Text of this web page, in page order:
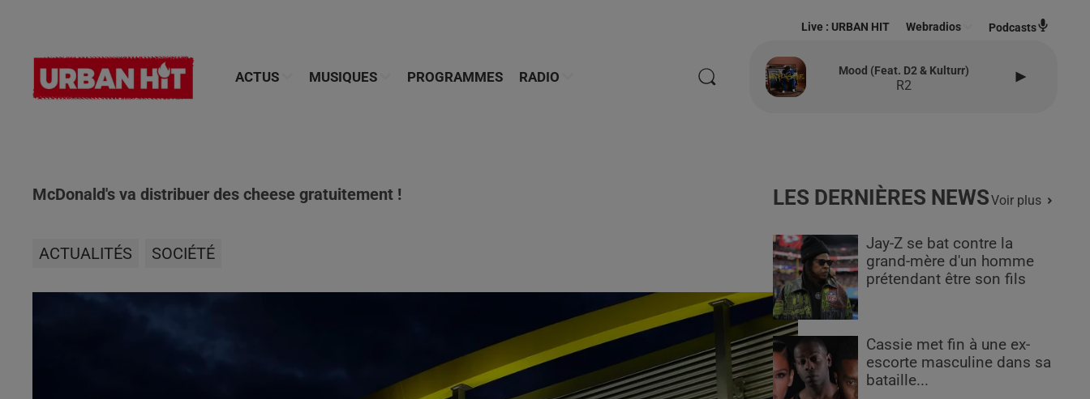
ACTUS MUSIQUES PROGRAMMES RADIO
Live : URBAN HIT Webradios Podcasts
Mood (feat. D2 & Kulturr)
R2
McDonald's va distribuer des cheese gratuitement !
ACTUALITÉS SOCIÉTÉ
LES DERNIÈRES NEWSVoir plus
Jay-Z se bat contre la
grand-mère d'un homme
prétendant être son fils
Cassie met fin à une ex-
escorte masculine dans sa
bataille...